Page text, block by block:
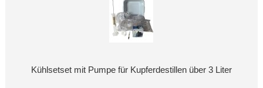
Kühlsetset mit Pumpe für Kupferdestillen über 3 Liter